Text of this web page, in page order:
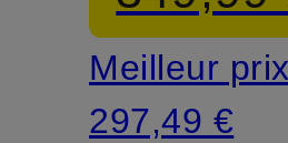
avec fil
pailleté
Meilleur
297,49 €